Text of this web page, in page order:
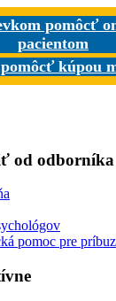
pomôcť
pacientom
kúpou
od odborníka
pomoc pre